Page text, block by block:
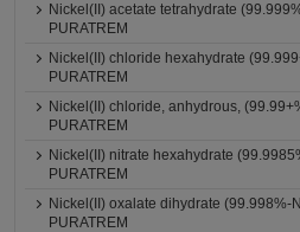
Nickel(II) acetate tetrahydrate
PURATREM
Nickel(II) chloride hexahydrate
PURATREM
Nickel(II) chloride, anhydrous,
PURATREM
Nickel(II) nitrate hexahydrate
PURATREM
Nickel(II) oxalate dihydrate (99.998%-
PURATREM